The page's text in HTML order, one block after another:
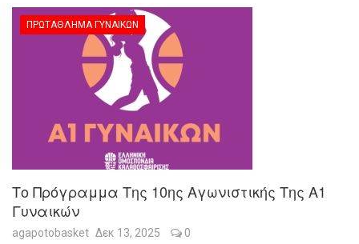
ΠΡΩΤΆΘΛΗΜΑ ΓΥΝΑΙΚΏΝ
Το Πρόγραμμα Της 10ης Αγωνιστικής Της Α1
Γυναικών
agapotobasket Δεκ 13, 2025
0